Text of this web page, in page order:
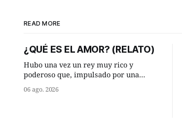
READ MORE
¿QUÉ ES EL AMOR? (RELATO)
Hubo una vez un rey muy rico y
poderoso que, impulsado por una
una inesperada pregunta al más sabio
06 ago. 2026